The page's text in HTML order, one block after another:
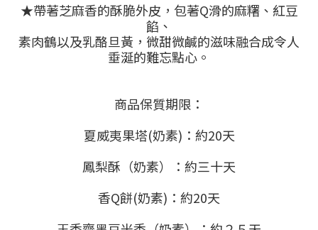
★帶著芝麻香的酥脆外皮，包著Q滑的麻糬、紅豆
餡、
素肉鶴以及乳酪旦黃，微甜微鹹的滋味融合成令人
垂涎的難忘點心。
商品保質期限：
夏威夷果塔(奶素)：約20天
鳳梨酥（奶素）：約三十天
香Q餅(奶素)：約20天